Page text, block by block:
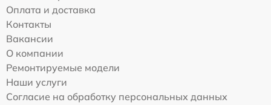
Оплата и доставка
Контакты
Вакансии
О компании
Ремонтируемые модели
Наши услуги
Согласие на обработку персональных данных